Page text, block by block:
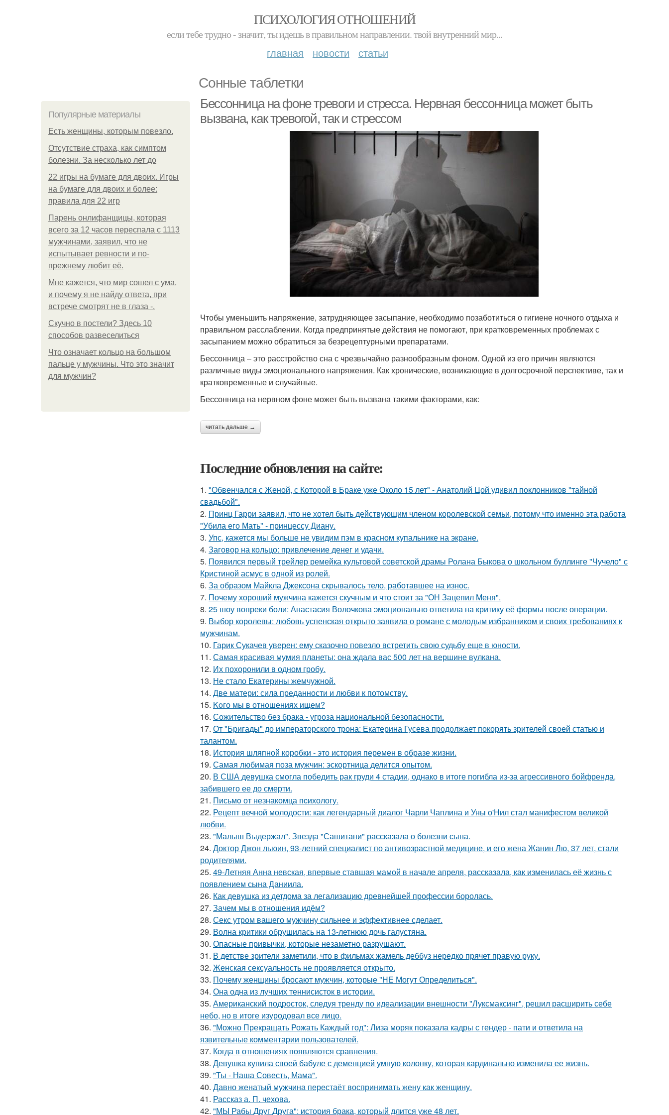
ПСИХОЛОГИЯ ОТНОШЕНИЙ
если тебе трудно - значит, ты идешь в правильном направлении. твой внутренний мир...
главная новости статьи
Сонные таблетки
Популярные материалы
Есть женщины, которым повезло.
Отсутствие страха, как симптом
болезни. За несколько лет до
22 игры на бумаге для двоих. Игры
на бумаге для двоих и более:
правила для 22 игр
Парень онлифанщицы, которая
всего за 12 часов переспала с 1113
мужчинами, заявил, что не
испытывает ревности и по-
прежнему любит её.
Мне кажется, что мир сошел с ума,
и почему я не найду ответа, при
встрече смотрят не в глаза -.
Скучно в постели? Здесь 10
способов развеселиться
Что означает кольцо на большом
пальце у мужчины. Что это значит
для мужчин?
Бессонница на фоне тревоги и стресса. Нервная бессонница может быть
вызвана, как тревогой, так и стрессом
Чтобы уменьшить напряжение, затрудняющее засыпание, необходимо позаботиться о гигиене ночного отдыха и
правильном расслаблении. Когда предпринятые действия не помогают, при кратковременных проблемах с
засыпанием можно обратиться за безрецептурными препаратами.
Бессонница – это расстройство сна с чрезвычайно разнообразным фоном. Одной из его причин являются
различные виды эмоционального напряжения. Как хронические, возникающие в долгосрочной перспективе, так и
кратковременные и случайные.
Бессонница на нервном фоне может быть вызвана такими факторами, как:
читать дальше →
Последние обновления на сайте:
1. "Обвенчался с Женой, с Которой в Браке уже Около 15 лет" - Анатолий Цой удивил поклонников "тайной
свадьбой".
2. Принц Гарри заявил, что не хотел быть действующим членом королевской семьи, потому что именно эта работа
"Убила его Мать" - принцессу Диану.
3. Упс, кажется мы больше не увидим пэм в красном купальнике на экране.
4. Заговор на кольцо: привлечение денег и удачи.
5. Появился первый трейлер ремейка культовой советской драмы Ролана Быкова о школьном буллинге "Чучело" с
Кристиной асмус в одной из ролей.
6. За образом Майкла Джексона скрывалось тело, работавшее на износ.
7. Почему хороший мужчина кажется скучным и что стоит за "ОН Зацепил Меня".
8. 25 шоу вопреки боли: Анастасия Волочкова эмоционально ответила на критику её формы после операции.
9. Выбор королевы: любовь успенская открыто заявила о романе с молодым избранником и своих требованиях к
мужчинам.
10. Гарик Сукачев уверен: ему сказочно повезло встретить свою судьбу еще в юности.
11. Самая красивая мумия планеты: она ждала вас 500 лет на вершине вулкана.
12. Их похоронили в одном гробу.
13. Не стало Екатерины жемчужной.
14. Две матери: сила преданности и любви к потомству.
15. Koго мы в отношениях ищем?
16. Сожительство без брака - угроза национальной безопасности.
17. От "Бригады" до императорского трона: Екатерина Гусева продолжает покорять зрителей своей статью и
талантом.
18. История шляпной коробки - это история перемен в образе жизни.
19. Самая любимая поза мужчин: эскортница делится опытом.
20. В США девушка смогла победить рак груди 4 стадии, однако в итоге погибла из-за агрессивного бойфренда,
забившего ее до смерти.
21. Письмo от незнакомца пcихологу.
22. Рецепт вечной молодости: как легендарный диалог Чарли Чаплина и Уны о'Нил стал манифестом великой
любви.
23. "Малыш Выдержал". Звезда "Сашитани" рассказала о болезни сына.
24. Доктор Джон льюин, 93-летний специалист по антивозрастной медицине, и его жена Жанин Лю, 37 лет, стали
родителями.
25. 49-Летняя Анна невская, впервые ставшая мамой в начале апреля, рассказала, как изменилась её жизнь с
появлением сына Даниила.
26. Как девушка из детдома за легализацию древнейшей профессии боролась.
27. Зачем мы в отношения идём?
28. Секс утром вашего мужчину сильнее и эффективнее сделает.
29. Волна критики обрушилась на 13-летнюю дочь галустяна.
30. Опасные привычки, которые незаметно разрушают.
31. В детстве зрители заметили, что в фильмах жамель деббуз нередко прячет правую руку.
32. Женская сексуальность не проявляется открыто.
33. Почему женщины бросают мужчин, которые "НЕ Могут Определиться".
34. Она одна из лучших теннисисток в истории.
35. Американский подросток, следуя тренду по идеализации внешности "Луксмаксинг", решил расширить себе
небо, но в итоге изуродовал все лицо.
36. "Можно Прекращать Рожать Каждый год": Лиза моряк показала кадры с гендер - пати и ответила на
язвительные комментарии пользователей.
37. Когда в отношениях появляются сравнения.
38. Девушка купила своей бабуле с деменцией умную колонку, которая кардинально изменила ее жизнь.
39. "Ты - Наша Совесть, Мама".
40. Давно женатый мужчина перестаёт воспринимать жену как женщину.
41. Рассказ а. П. чехова.
42. "МЫ Рабы Друг Друга": история брака, который длится уже 48 лет.